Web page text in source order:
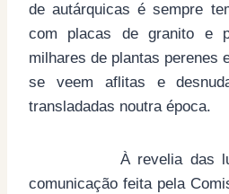
de autárquicas é sempre
com placas de granito e
milhares de plantas perenes
se veem aflitas e
transladadas noutra época.
À revelia das lutas
comunicação feita pela